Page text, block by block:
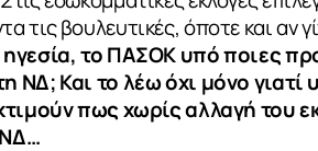
τις βουλευτικές, όποτε και αν
το ΠΑΣΟΚ υπό ποιες
ΝΔ; Και το λέω όχι μόνο
πως χωρίς αλλαγή του